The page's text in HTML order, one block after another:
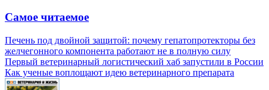
Самое читаемое
Печень под двойной защитой: почему гепатопротекторы без
желчегонного компонента работают не в полную силу
Первый ветеринарный логистический хаб запустили в России
Как ученые воплощают идею ветеринарного препарата